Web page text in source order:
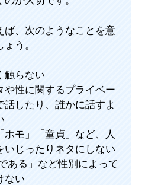
ば、次のようなことを意
う。
触らない
や性に関するプライベー
話したり、誰かに話すよ
ホモ」「童貞」など、人
いじったりネタにしない
ある」など性別によって
ない